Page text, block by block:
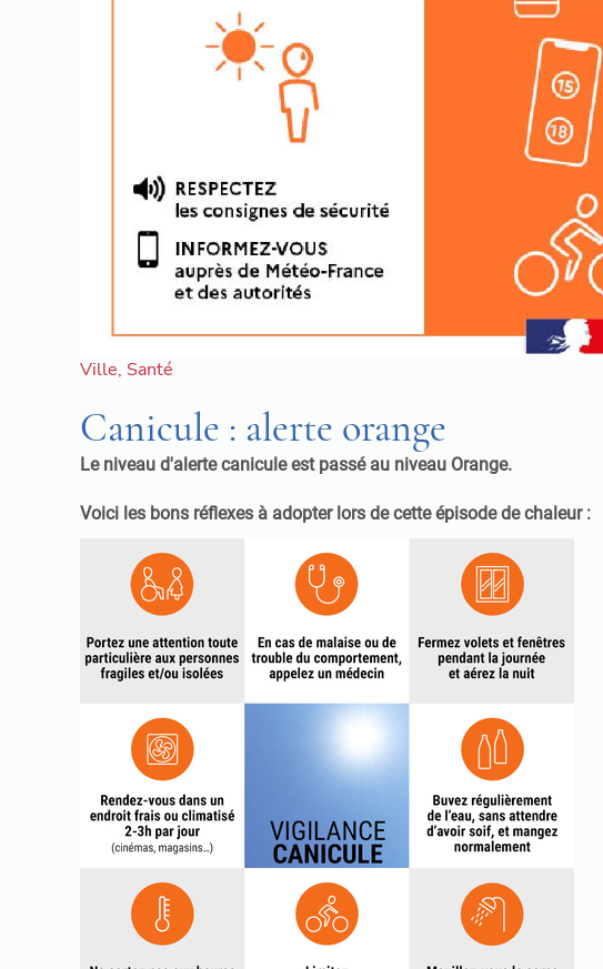
Ville, Santé
Canicule : alerte orange
Le niveau d'alerte canicule est passé au niveau Orange.
Voici les bons réflexes à adopter lors de cette épisode de chaleur :